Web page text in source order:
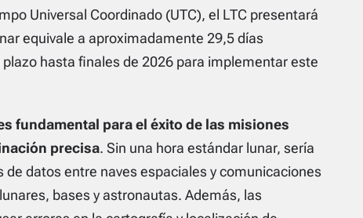
Universal Coordinado (UTC), el LTC presentará
equivale a aproximadamente 29,5 días
hasta finales de 2026 para implementar este
fundamental para el éxito de las misiones
precisa. Sin una hora estándar lunar, sería
datos entre naves espaciales y comunicaciones
bases y astronautas. Además, las